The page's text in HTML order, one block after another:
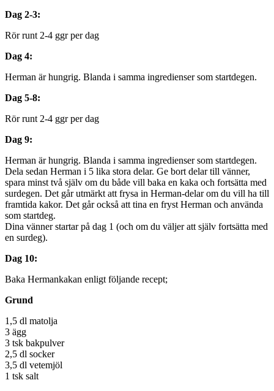
Dag 2-3:
Rör runt 2-4 ggr per dag
Dag 4:
Herman är hungrig. Blanda i samma ingredienser som startdegen.
Dag 5-8:
Rör runt 2-4 ggr per dag
Dag 9:
Herman är hungrig. Blanda i samma ingredienser som startdegen.
Dela sedan Herman i 5 lika stora delar. Ge bort delar till vänner,
spara minst två själv om du både vill baka en kaka och fortsätta med
surdegen. Det går utmärkt att frysa in Herman-delar om du vill ha till
framtida kakor. Det går också att tina en fryst Herman och använda
som startdeg.
Dina vänner startar på dag 1 (och om du väljer att själv fortsätta med
en surdeg).
Dag 10:
Baka Hermankakan enligt följande recept;
Grund
1,5 dl matolja
3 ägg
3 tsk bakpulver
2,5 dl socker
3,5 dl vetemjöl
1 tsk salt